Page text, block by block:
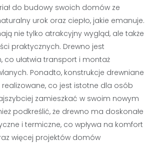
do budowy swoich domów ze
urok oraz ciepło, jakie emanuje.
nie tylko atrakcyjny wygląd, ale także
praktycznych. Drewno jest
co ułatwia transport i montaż
Ponadto, konstrukcje drewniane
co jest istotne dla osób
zamieszkać w swoim nowym
podkreślić, że drewno ma doskonałe
i termiczne, co wpływa na komfort
więcej projektów domów